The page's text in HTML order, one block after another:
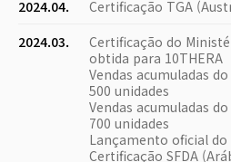
2024.04.
Certificação TGA
2024.03.
Certificação do
obtida para 10THERA
Vendas acumuladas
500 unidades
Vendas acumuladas
700 unidades
Lançamento oficial do
Certificação SFDA